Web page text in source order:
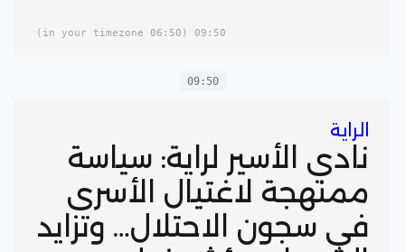
09:50
(06:50 in your timezone)
09:50
الراية
نادي الأسير لراية: سياسة
ممنهجة لاغتيال الأسرى
في سجون الاحتلال… وتزايد